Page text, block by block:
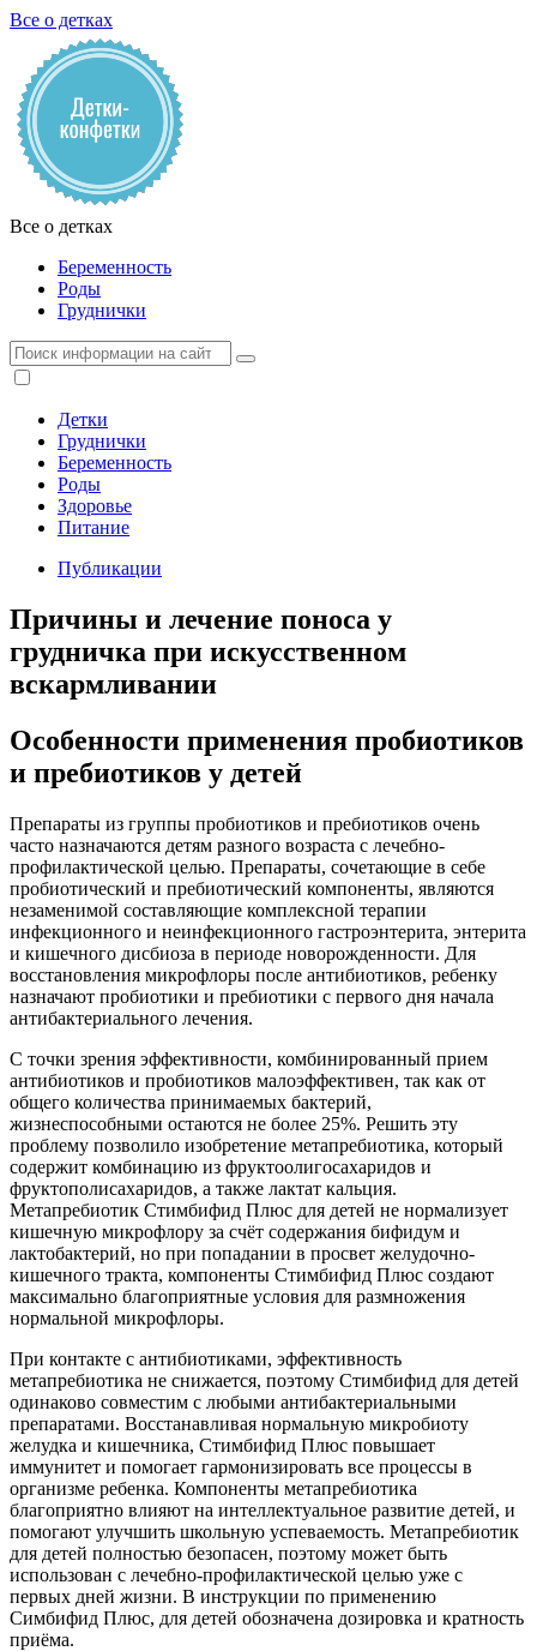
Все о детках
Все о детках
Беременность
Роды
Груднички
Детки
Груднички
Беременность
Роды
Здоровье
Питание
Публикации
Причины и лечение поноса у
грудничка при искусственном
вскармливании
Особенности применения пробиотиков
и пребиотиков у детей
Препараты из группы пробиотиков и пребиотиков очень
часто назначаются детям разного возраста с лечебно-
профилактической целью. Препараты, сочетающие в себе
пробиотический и пребиотический компоненты, являются
незаменимой составляющие комплексной терапии
инфекционного и неинфекционного гастроэнтерита, энтерита
и кишечного дисбиоза в периоде новорожденности. Для
восстановления микрофлоры после антибиотиков, ребенку
назначают пробиотики и пребиотики с первого дня начала
антибактериального лечения.
С точки зрения эффективности, комбинированный прием
антибиотиков и пробиотиков малоэффективен, так как от
общего количества принимаемых бактерий,
жизнеспособными остаются не более 25%. Решить эту
проблему позволило изобретение метапребиотика, который
содержит комбинацию из фруктоолигосахаридов и
фруктополисахаридов, а также лактат кальция.
Метапребиотик Стимбифид Плюс для детей не нормализует
кишечную микрофлору за счёт содержания бифидум и
лактобактерий, но при попадании в просвет желудочно-
кишечного тракта, компоненты Стимбифид Плюс создают
максимально благоприятные условия для размножения
нормальной микрофлоры.
При контакте с антибиотиками, эффективность
метапребиотика не снижается, поэтому Стимбифид для детей
одинаково совместим с любыми антибактериальными
препаратами. Восстанавливая нормальную микробиоту
желудка и кишечника, Стимбифид Плюс повышает
иммунитет и помогает гармонизировать все процессы в
организме ребенка. Компоненты метапребиотика
благоприятно влияют на интеллектуальное развитие детей, и
помогают улучшить школьную успеваемость. Метапребиотик
для детей полностью безопасен, поэтому может быть
использован с лечебно-профилактической целью уже с
первых дней жизни. В инструкции по применению
Симбифид Плюс, для детей обозначена дозировка и кратность
приёма.